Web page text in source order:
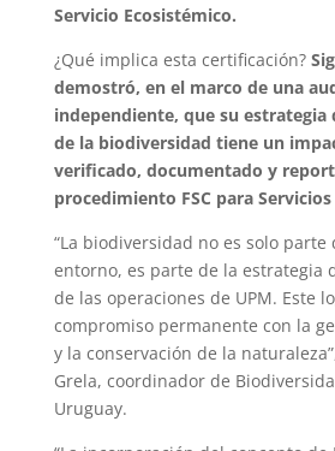
Servicio Ecosistémico.
¿Qué implica esta certificación?
demostró, en el marco de una
independiente, que su estrategia
de la biodiversidad tiene un
verificado, documentado y
procedimiento FSC para
“La biodiversidad no es solo parte
entorno, es parte de la estrategia
de las operaciones de UPM. Este
compromiso permanente con la
y la conservación de la
Grela, coordinador de
Uruguay.